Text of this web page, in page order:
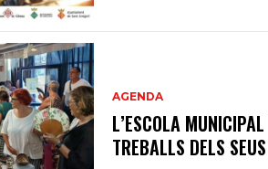
AGENDA
L’ESCOLA
TREBALLS DELS